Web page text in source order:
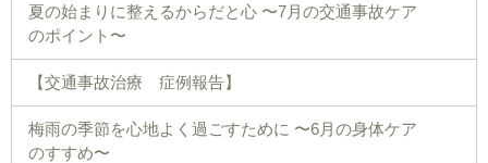
夏の始まりに整えるからだと心 〜7月の交通事故ケア
のポイント〜
【交通事故治療 症例報告】
梅雨の季節を心地よく過ごすために 〜6月の身体ケア
のすすめ〜